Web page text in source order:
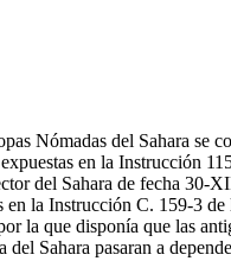
Nómadas del Sahara se
en la Instrucción
del Sahara de fecha 30-
en la Instrucción C. 159-3 de
la que disponía que las
Sahara pasaran a